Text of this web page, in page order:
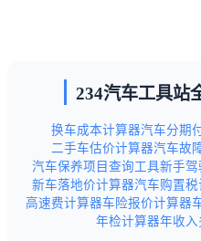
234汽车工具站
换车成本计算器汽车分期
二手车估价计算器汽车故
汽车保养项目查询工具新手驾
新车落地价计算器汽车购置税
高速费计算器车险报价计算器
年检计算器年收入